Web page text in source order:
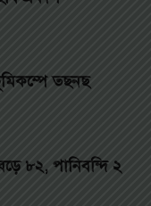
তছনছ
৮২, পানিবন্দি ২